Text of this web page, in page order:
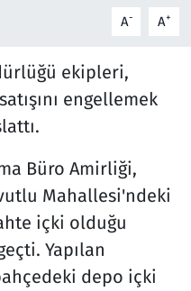
A- A+
ekipleri,
engellemek
Büro Amirliği,
Mahallesi'ndeki
içki olduğu
Yapılan
depo içki